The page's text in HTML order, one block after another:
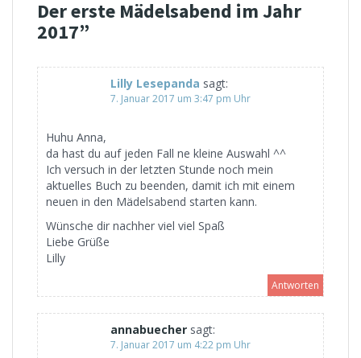
Der erste Mädelsabend im Jahr
2017”
Lilly Lesepanda sagt:
7. Januar 2017 um 3:47 pm Uhr
Huhu Anna,
da hast du auf jeden Fall ne kleine Auswahl ^^
Ich versuch in der letzten Stunde noch mein
aktuelles Buch zu beenden, damit ich mit einem
neuen in den Mädelsabend starten kann.
Wünsche dir nachher viel viel Spaß
Liebe Grüße
Lilly
Antworten
annabuecher sagt:
7. Januar 2017 um 4:22 pm Uhr